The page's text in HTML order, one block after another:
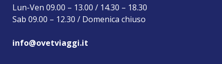
Lun-Ven 09.00 – 13.00 / 14.30 – 18.30
Sab 09.00 – 12.30 / Domenica chiuso
info@ovetviaggi.it